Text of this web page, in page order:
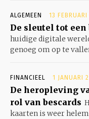
ALGEMEEN 13
De sleutel tot
huidige digitale
genoeg om op te
FINANCIEEL 1 JANUARI
De heropleving
rol van bescards
kaarten is weer